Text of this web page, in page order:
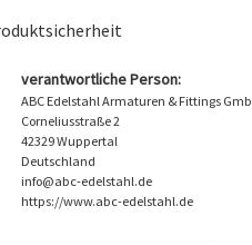
verantwortliche Person:
ABC Edelstahl Armaturen & Fittings
Corneliusstraße 2
42329 Wuppertal
Deutschland
info@abc-edelstahl.de
https://www.abc-edelstahl.de